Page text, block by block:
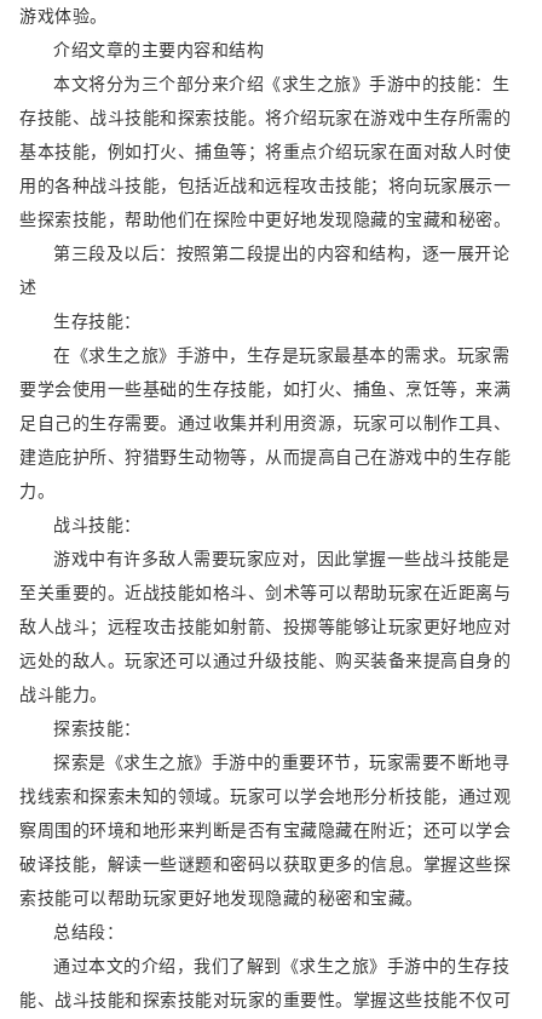
游戏体验。
介绍文章的主要内容和结构
本文将分为三个部分来介绍《求生之旅》手游中的技能：生
存技能、战斗技能和探索技能。将介绍玩家在游戏中生存所需的
基本技能，例如打火、捕鱼等；将重点介绍玩家在面对敌人时使
用的各种战斗技能，包括近战和远程攻击技能；将向玩家展示一
些探索技能，帮助他们在探险中更好地发现隐藏的宝藏和秘密。
第三段及以后：按照第二段提出的内容和结构，逐一展开论
述
生存技能：
在《求生之旅》手游中，生存是玩家最基本的需求。玩家需
要学会使用一些基础的生存技能，如打火、捕鱼、烹饪等，来满
足自己的生存需要。通过收集并利用资源，玩家可以制作工具、
建造庇护所、狩猎野生动物等，从而提高自己在游戏中的生存能
力。
战斗技能：
游戏中有许多敌人需要玩家应对，因此掌握一些战斗技能是
至关重要的。近战技能如格斗、剑术等可以帮助玩家在近距离与
敌人战斗；远程攻击技能如射箭、投掷等能够让玩家更好地应对
远处的敌人。玩家还可以通过升级技能、购买装备来提高自身的
战斗能力。
探索技能：
探索是《求生之旅》手游中的重要环节，玩家需要不断地寻
找线索和探索未知的领域。玩家可以学会地形分析技能，通过观
察周围的环境和地形来判断是否有宝藏隐藏在附近；还可以学会
破译技能，解读一些谜题和密码以获取更多的信息。掌握这些探
索技能可以帮助玩家更好地发现隐藏的秘密和宝藏。
总结段：
通过本文的介绍，我们了解到《求生之旅》手游中的生存技
能、战斗技能和探索技能对玩家的重要性。掌握这些技能不仅可